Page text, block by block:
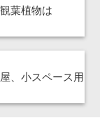
葉植物は
、小スペース用